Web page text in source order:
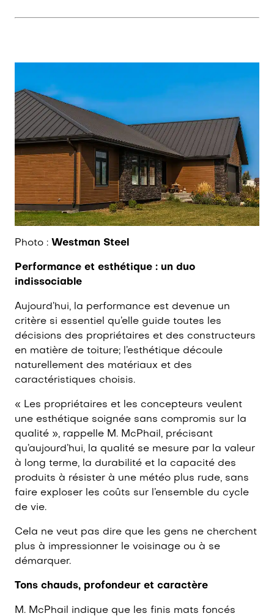
Photo : Westman Steel
Performance et esthétique : un duo
indissociable
Aujourd’hui, la performance est devenue un
critère si essentiel qu’elle guide toutes les
décisions des propriétaires et des constructeurs
en matière de toiture; l’esthétique découle
naturellement des matériaux et des
caractéristiques choisis.
« Les propriétaires et les concepteurs veulent
une esthétique soignée sans compromis sur la
qualité », rappelle M. McPhail, précisant
qu’aujourd’hui, la qualité se mesure par la valeur
à long terme, la durabilité et la capacité des
produits à résister à une météo plus rude, sans
faire exploser les coûts sur l’ensemble du cycle
de vie.
Cela ne veut pas dire que les gens ne cherchent
plus à impressionner le voisinage ou à se
démarquer.
Tons chauds, profondeur et caractère
M. McPhail indique que les finis mats foncés